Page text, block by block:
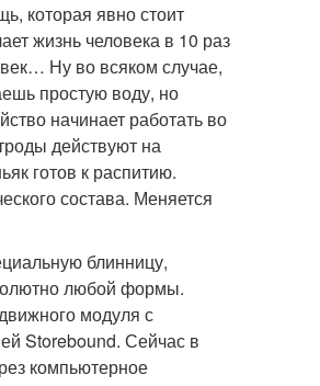
которая явно стоит
жизнь человека в 10 раз
Ну во всяком случае,
простую воду, но
начинает работать во
действуют на
готов к распитию.
состава. Меняется
блинницу,
любой формы.
модуля с
Storebound. Сейчас в
компьютерное